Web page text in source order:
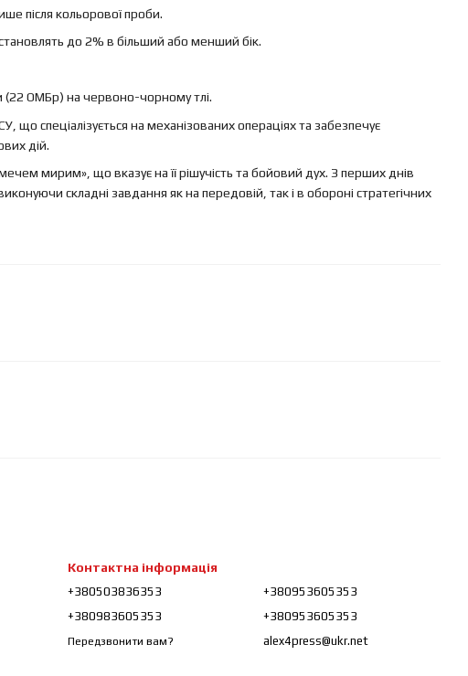
після кольорової проби.
до 2% в більший або менший бік.
(22 ОМБр) на червоно-чорному тлі.
що спеціалізується на механізованих операціях та забезпечує
дій.
мирим», що вказує на її рішучість та бойовий дух. З перших днів
складні завдання як на передовій, так і в обороні стратегічних
Контактна інформація
+380503836353
+380983605353
Передзвонити вам?
+380953605353
+380953605353
alex4press@ukr.net